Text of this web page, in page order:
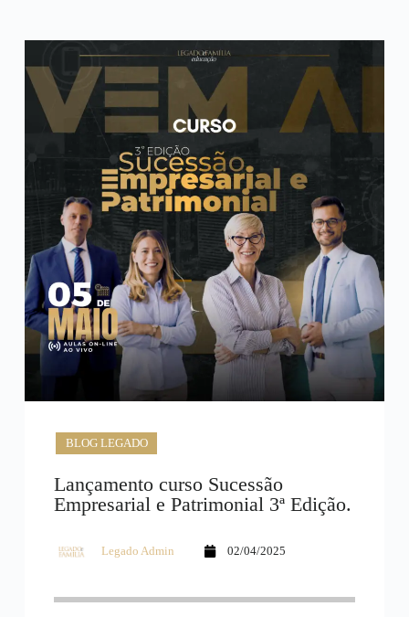
BLOG LEGADO
Lançamento curso Sucessão
Empresarial e Patrimonial 3ª Edição.
Legado Admin 02/04/2025